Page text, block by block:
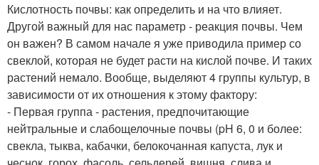
Кислотность почвы: как определить и на что влияет.
Другой важный для нас параметр - реакция почвы. Чем
он важен? В самом начале я уже приводила пример со
свеклой, которая не будет расти на кислой почве. И таких
растений немало. Вообще, выделяют 4 группы культур, в
зависимости от их отношения к этому фактору:
- Первая группа - растения, предпочитающие
нейтральные и слабощелочные почвы (pH 6, 0 и более:
свекла, тыква, кабачки, белокочанная капуста, лук и